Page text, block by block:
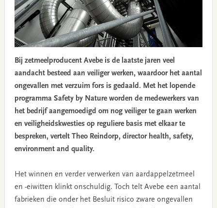
Bij zetmeelproducent Avebe is de laatste jaren veel
aandacht besteed aan veiliger werken, waardoor het aantal
ongevallen met verzuim fors is gedaald. Met het lopende
programma Safety by Nature worden de medewerkers van
het bedrijf aangemoedigd om nog veiliger te gaan werken
en veiligheidskwesties op reguliere basis met elkaar te
bespreken, vertelt Theo Reindorp, director health, safety,
environment and quality.
Het winnen en verder verwerken van aardappelzetmeel
en -eiwitten klinkt onschuldig. Toch telt Avebe een aantal
fabrieken die onder het Besluit risico zware ongevallen